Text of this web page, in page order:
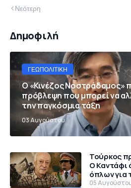
Νεότερη
Δημοφιλή
ΓΕΩΠΟΛΙΤΙΚΉ
Ο «Κινέζος Νοστράδαμος»
πρόβλεψη που μπορεί να
την παγκόσμια τάξη
03 Αυγούστου
Τούρκος
Ο Καντάφι
όπλων για
Κύπρο το
05